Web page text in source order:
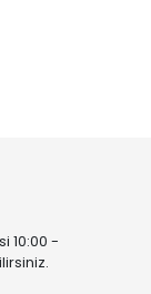
10:00 -